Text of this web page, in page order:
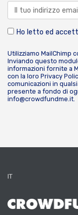
Ho letto ed
Utilizziamo MailChimp
Inviando questo
informazioni fornite a
con la loro Privacy
comunicazioni in
presente a fondo di
info@crowdfundme.it.
IT